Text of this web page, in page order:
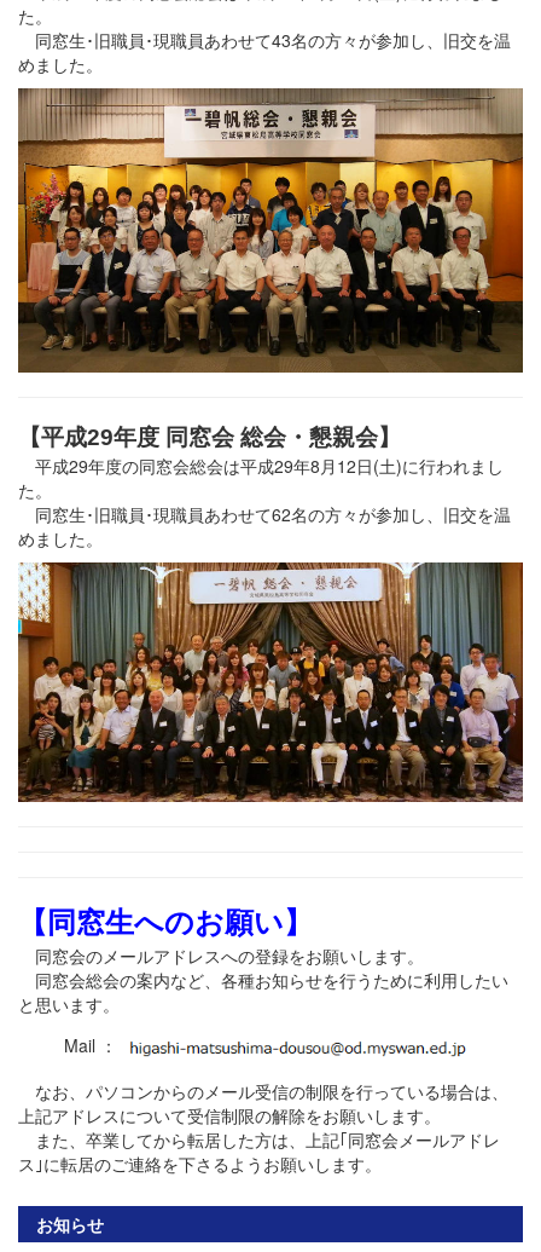
た。
同窓生･旧職員･現職員あわせて43名の方々が参加し、旧交を温
めました。
【平成29年度 同窓会 総会・懇親会】
平成29年度の同窓会総会は平成29年8月12日(土)に行われまし
た。
同窓生･旧職員･現職員あわせて62名の方々が参加し、旧交を温
めました。
【同窓生へのお願い】
同窓会のメールアドレスへの登録をお願いします。
同窓会総会の案内など、各種お知らせを行うために利用したい
と思います。
Mail ：
なお、パソコンからのメール受信の制限を行っている場合は、
上記アドレスについて受信制限の解除をお願いします。
また、卒業してから転居した方は、上記｢同窓会メールアドレ
ス｣に転居のご連絡を下さるようお願いします。
お知らせ